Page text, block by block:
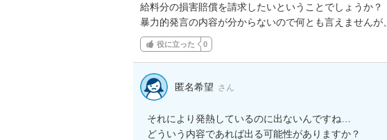
給料分の損害賠償を請求したいということでしょうか？
暴力的発言の内容が分からないので何とも言えませんが
役に立った 0
匿名希望 さん
それにより発熱しているのに出ないんですね…
どういう内容であれば出る可能性がありますか？